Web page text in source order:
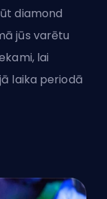
diamond
jūs varētu
lai
laika periodā